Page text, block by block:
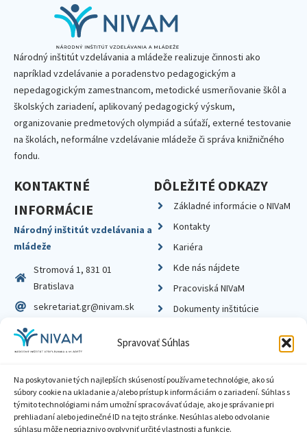
Spravovať Súhlas
Na poskytovanie tých najlepších skúseností používame technológie, ako sú
súbory cookie na ukladanie a/alebo prístup k informáciám o zariadení. Súhlas s
týmito technológiami nám umožní spracovávať údaje, ako je správanie pri
prehliadaní alebo jedinečné ID na tejto stránke. Nesúhlas alebo odvolanie
súhlasu môže nepriaznivo ovplyvniť určité vlastnosti a funkcie.
Národný inštitút vzdelávania a mládeže realizuje činnosti ako
napríklad vzdelávanie a poradenstvo pedagogickým a
nepedagogickým zamestnancom, metodické usmerňovanie škôl a
školských zariadení, aplikovaný pedagogický výskum,
organizovanie predmetových olympiád a súťaží, externé testovanie
na školách, neformálne vzdelávanie mládeže či správa knižničného
fondu.
KONTAKTNÉ
INFORMÁCIE
Národný inštitút vzdelávania a
mládeže
Stromová 1, 831 01
Bratislava
sekretariat.gr@nivam.sk
IČO: 00164348
DIČ: 2020798714
DÔLEŽITÉ ODKAZY
Základné informácie o NIVaM
Kontakty
Kariéra
Kde nás nájdete
Pracoviská NIVaM
Dokumenty inštitúcie
Zásady ochrany súkromia